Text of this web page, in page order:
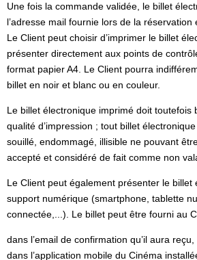
Une fois la commande validée, le billet
l’adresse mail fournie lors de la réservation
Le Client peut choisir d’imprimer le billet
présenter directement aux points de
format papier A4. Le Client pourra
billet en noir et blanc ou en couleur.
Le billet électronique imprimé doit toutefois
qualité d’impression ; tout billet
souillé, endommagé, illisible ne pouvant
accepté et considéré de fait comme non
Le Client peut également présenter le billet
support numérique (smartphone, tablette
connectée,...). Le billet peut être fourni au
dans l’email de confirmation qu’il aura reçu,
dans l’application mobile du Cinéma